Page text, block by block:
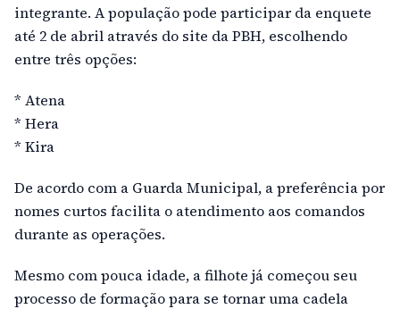
integrante. A população pode participar da enquete
até 2 de abril através do site da PBH, escolhendo
entre três opções:
* Atena
* Hera
* Kira
De acordo com a Guarda Municipal, a preferência por
nomes curtos facilita o atendimento aos comandos
durante as operações.
Mesmo com pouca idade, a filhote já começou seu
processo de formação para se tornar uma cadela